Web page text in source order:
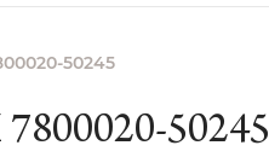
50245
50245